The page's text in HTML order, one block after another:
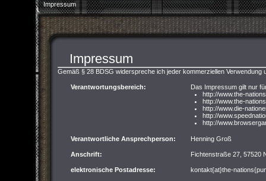
Impressum
Impressum
Gemäß § 28 BDSG widerspreche ich jeder kommerziellen Verwendung
Verantwortungsbereich:
Das Impressum gilt nur
http://www.the-
http://www.the-
http://www.die-
http://
http://
Verantwortliche Ansprechperson: Henning Groß
Anschrift: Fichtenstraße 27, 57520
elektronische Postadresse: kontakt{at}the-